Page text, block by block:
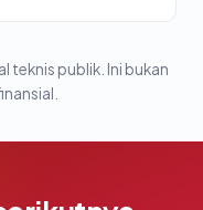
teknis publik. Ini bukan